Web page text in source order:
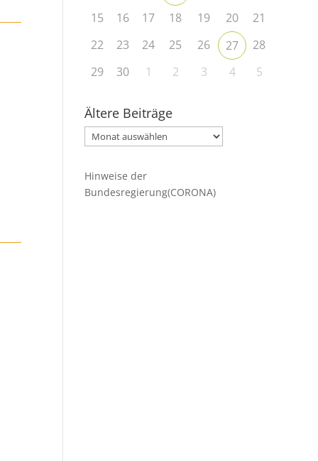
15
16 17 18 19 20
21
22
23 24 25 26 27
28
29
30 1 2 3 4 5
Ältere Beiträge
Ältere
Beiträge
Hinweise der
Bundesregierung(CORONA)